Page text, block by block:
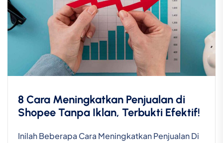
8 Cara Meningkatkan Penjualan di
Shopee Tanpa Iklan, Terbukti Efektif!
Inilah Beberapa Cara Meningkatkan Penjualan Di